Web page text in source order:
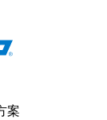
案